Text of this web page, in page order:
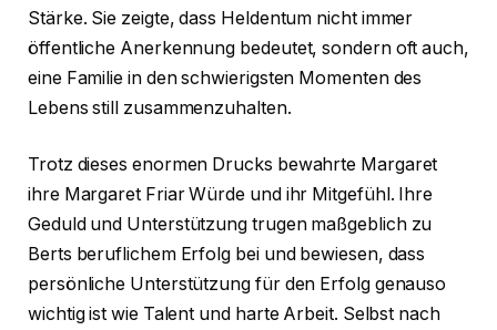
Stärke. Sie zeigte, dass Heldentum nicht immer
öffentliche Anerkennung bedeutet, sondern oft auch,
eine Familie in den schwierigsten Momenten des
Lebens still zusammenzuhalten.
Trotz dieses enormen Drucks bewahrte Margaret
ihre Margaret Friar Würde und ihr Mitgefühl. Ihre
Geduld und Unterstützung trugen maßgeblich zu
Berts beruflichem Erfolg bei und bewiesen, dass
persönliche Unterstützung für den Erfolg genauso
wichtig ist wie Talent und harte Arbeit. Selbst nach